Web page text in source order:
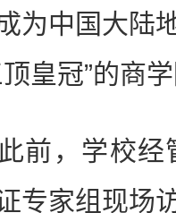
为中国大陆
皇冠”的商学
，学校经管
专家组现场